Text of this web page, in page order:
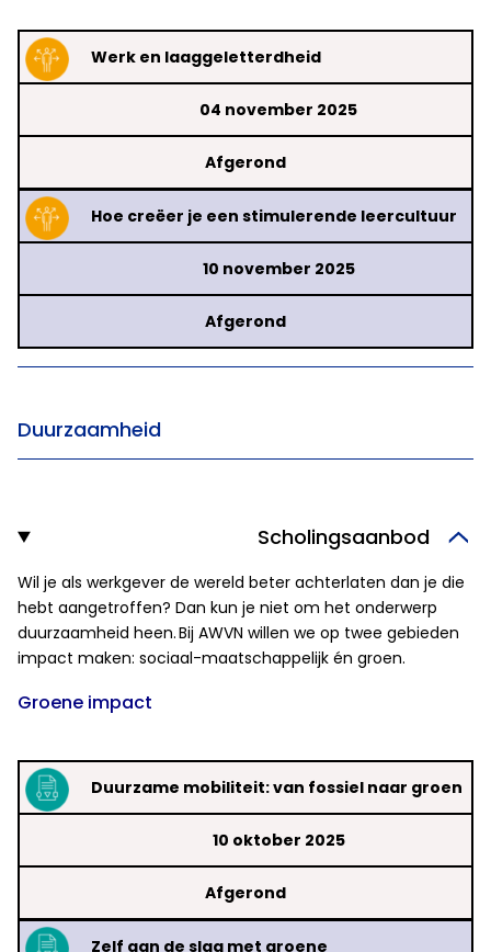
Werk en laaggeletterdheid
04 november 2025
Afgerond
Hoe creëer je een stimulerende leercultuur
10 november 2025
Afgerond
Duurzaamheid
Scholingsaanbod
Wil je als werkgever de wereld beter achterlaten dan je die
hebt aangetroffen? Dan kun je niet om het onderwerp
duurzaamheid heen. Bij AWVN willen we op twee gebieden
impact maken: sociaal-maatschappelijk én groen.
Groene impact
Duurzame mobiliteit: van fossiel naar groen
10 oktober 2025
Afgerond
Zelf aan de slag met groene